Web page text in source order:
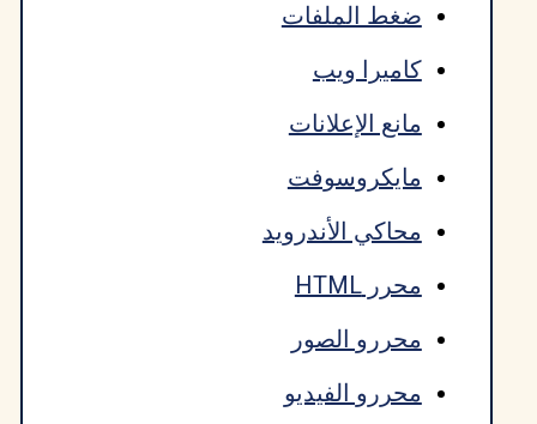
ضغط الملفات
كاميرا ويب
مانع الإعلانات
مايكروسوفت
محاكي الأندرويد
محررو الصور
محررو الفيديو